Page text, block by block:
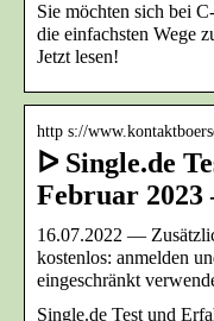
Sie möchten sich bei
die einfachsten Wege
Jetzt lesen!
http s://
ᐅ Single.de
Februar 2023
16.07.2022 —
kostenlos: anmelden
eingeschränkt
Single.de Test und